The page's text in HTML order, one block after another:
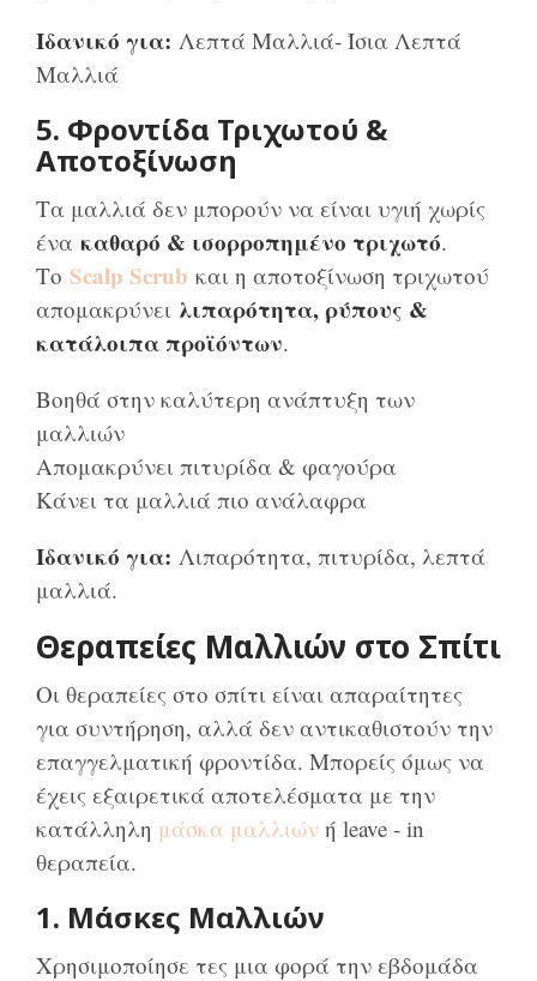
Ιδανικό για: Λεπτά Μαλλιά- Ίσια Λεπτά
Μαλλιά
5. Φροντίδα Τριχωτού &
Αποτοξίνωση
Τα μαλλιά δεν μπορούν να είναι υγιή χωρίς
ένα καθαρό & ισορροπημένο τριχωτό.
Το Scalp Scrub και η αποτοξίνωση τριχωτού
απομακρύνει λιπαρότητα, ρύπους &
κατάλοιπα προϊόντων.
Βοηθά στην καλύτερη ανάπτυξη των
μαλλιών
Απομακρύνει πιτυρίδα & φαγούρα
Κάνει τα μαλλιά πιο ανάλαφρα
Ιδανικό για: Λιπαρότητα, πιτυρίδα, λεπτά
μαλλιά.
Θεραπείες Μαλλιών στο Σπίτι
Οι θεραπείες στο σπίτι είναι απαραίτητες
για συντήρηση, αλλά δεν αντικαθιστούν την
επαγγελματική φροντίδα. Μπορείς όμως να
έχεις εξαιρετικά αποτελέσματα με την
κατάλληλη μάσκα μαλλιών ή leave - in
θεραπεία.
1. Μάσκες Μαλλιών
Χρησιμοποίησε τες μια φορά την εβδομάδα